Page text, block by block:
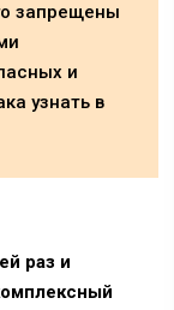
запрещены
и
узнать в
раз и